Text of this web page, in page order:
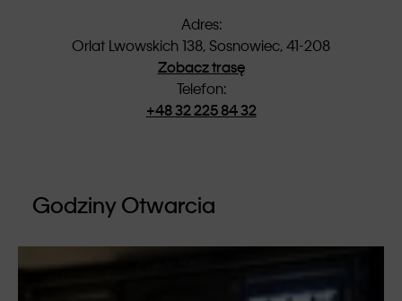
Adres:
Orlat Lwowskich 138, Sosnowiec, 41-208
Zobacz trasę
Telefon:
+48 32 225 84 32
Godziny Otwarcia